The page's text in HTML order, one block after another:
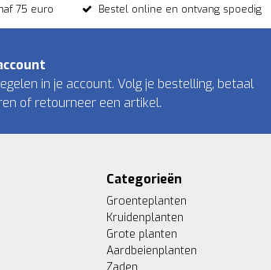
75 euro Bestel online en ontvang spoedig
in je account. Volg je bestelling, betaal
of retourneer een artikel.
Categorieën
Groenteplanten
Kruidenplanten
Grote planten
Aardbeienplanten
Zaden